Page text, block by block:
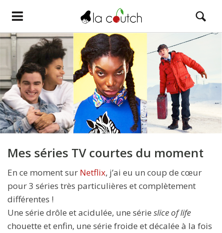
Mes séries TV courtes du moment
En ce moment sur Netflix, j’ai eu un coup de cœur
pour 3 séries très particulières et complètement
différentes !
Une série drôle et acidulée, une série slice of life
chouette et enfin, une série froide et décalée à la fois